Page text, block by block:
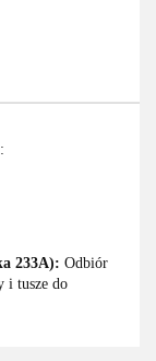
233A): Odbiór
i tusze do